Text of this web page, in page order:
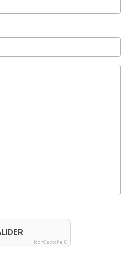
IconCaptcha ©